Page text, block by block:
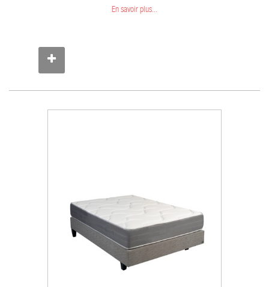
En savoir plus...